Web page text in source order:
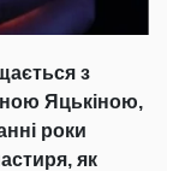
з
Яцькіною,
роки
як